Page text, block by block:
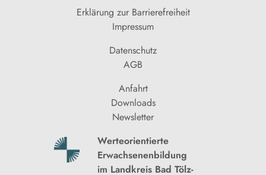
Erklärung zur Barrierefreiheit
Impressum
Datenschutz
AGB
Anfahrt
Downloads
Newsletter
Werteorientierte
Erwachsenenbildung
im Landkreis Bad Tölz-